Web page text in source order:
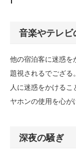
音楽やテレビ
他の宿泊客に迷惑を
題視されるでござ
人に迷惑をかける
ヤホンの使用を心が
深夜の騒ぎ